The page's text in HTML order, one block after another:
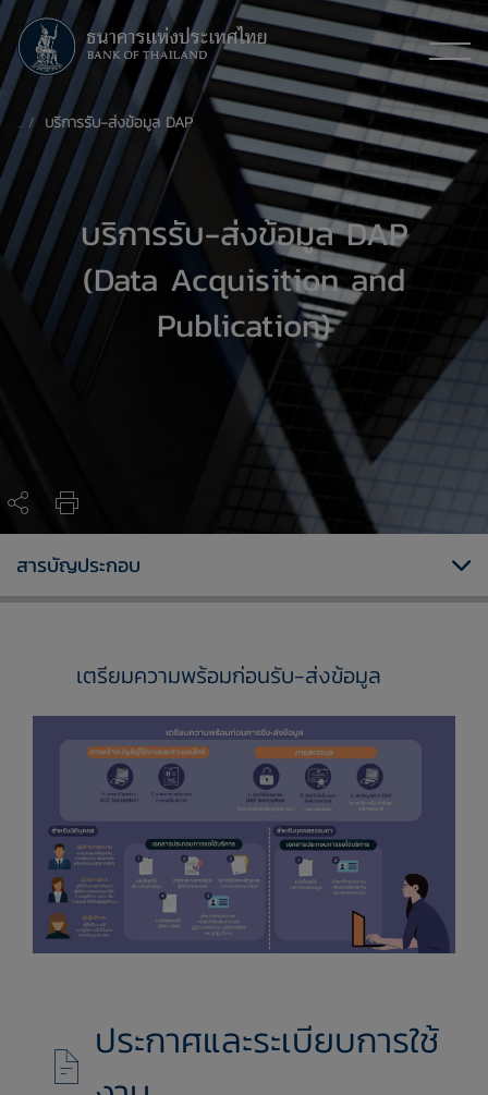
บริการรับ-ส่งข้อมูล DAP
บริการรับ-ส่งข้อมูล DAP
(Data Acquisition and
Publication)
เตรียมความพร้อมก่อนรับ-ส่งข้อมูล
ประกาศและระเบียบการใช้
สารบัญประกอบ